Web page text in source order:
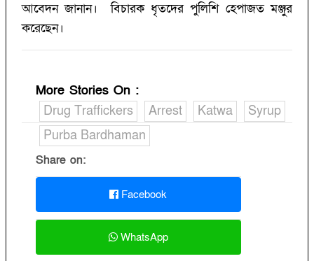
আবেদন জানান। বিচারক ধৃতদের পুলিশি হেপাজত মঞ্জুর
করেছেন।
More Stories On :
Drug Traffickers
Arrest Katwa
Syrup
Purba Bardhaman
Share on:
Facebook
WhatsApp